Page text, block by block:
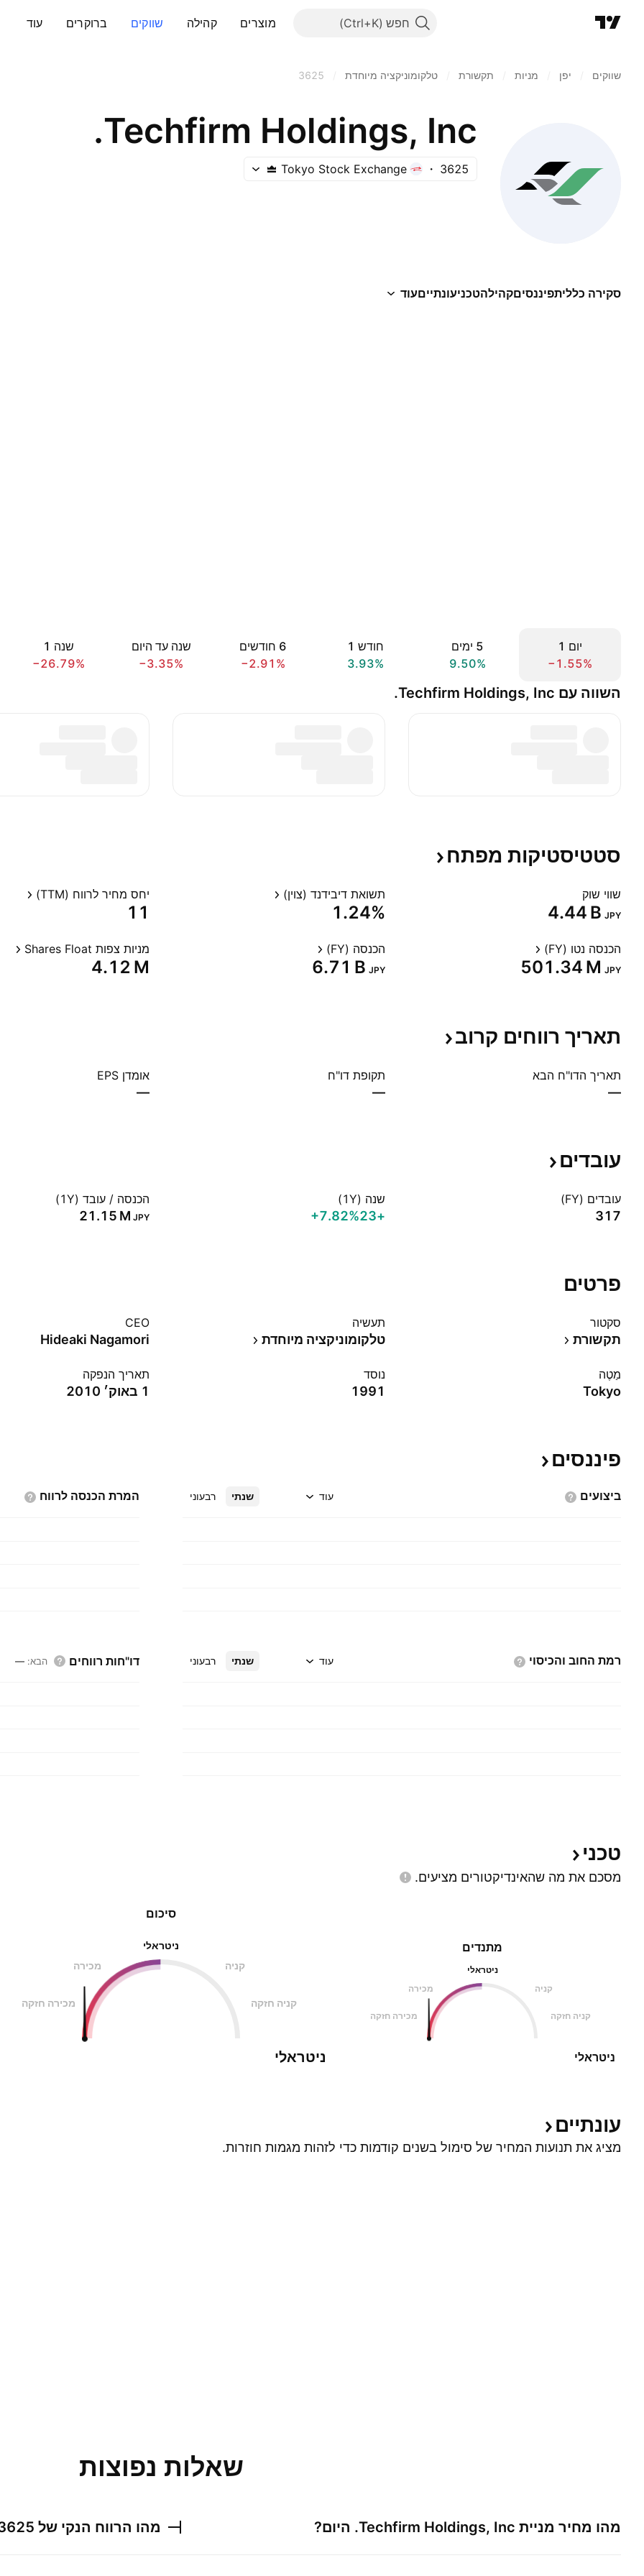
חפש מוצרים קהילה שווקים ברוקרים עוד
שווקים יפן‏ מניות‏ תקשורת טלקומוניקציה מיוחדת 3625
Techfirm Holdings, Inc.
3625
Tokyo Stock Exchange
סקירה כלליתפיננסיםקהילהטכניעונתייםעוד
יום ‎1‎
−1.55%
‎5‎ ימים
9.50%
חודש ‎1‎
3.93%
‎6‎ חודשים
−2.91%
שנה עד היום
−3.35%
שנה ‎1‎
−26.79%
השווה עם Techfirm Holdings, Inc.
סטטיסטיקות מפתח
שווי שוק
‪4.44 B‬ JPY
תשואת דיבידנד (צוין)
1.24%
יחס מחיר לרווח (TTM)
11
הכנסה נטו (FY)
‪501.34 M‬ JPY
הכנסה (FY)
‪6.71 B‬ JPY
מניות צפות Shares Float
‪4.12 M‬
תאריך רווחים קרוב
תאריך הדו"ח הבא
—
תקופת דו"ח
—
אומדן EPS
—
עובדים
עובדים (FY)
317
שנה (1Y)
+23
‪+7.82%‬
הכנסה / עובד (1Y)
‪21.15 M‬ JPY
פרטים
סקטור
תקשורת
תעשיה
טלקומוניקציה מיוחדת
CEO
Hideaki Nagamori
מַטֶה
Tokyo
נוסד
1991
תאריך הנפקה
1 באוק׳ 2010
פיננסים
ביצועים שנתי רבעוני עוד המרת הכנסה לרווח
רמת החוב והכיסוי שנתי רבעוני עוד דו"חות רווחים הבא:
—
טכני
מסכם את מה שהאינדיקטורים מציעים.
מתנדים
ניטראלי
מכירה
קניה
מכירה חזקה קניה חזקה
ניטראלי
סיכום
ניטראלי
מכירה
קניה
מכירה חזקה קניה חזקה
ניטראלי
עונתיים
מציג את תנועות המחיר של סימול בשנים קודמות כדי לזהות מגמות חוזרות.
שאלות נפוצות
מהו מחיר מניית Techfirm Holdings, Inc. היום? מהו הרווח הנקי של